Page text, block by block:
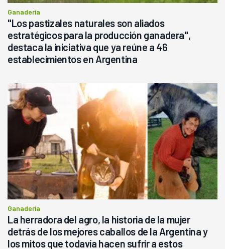
Ganadería
"Los pastizales naturales son aliados
estratégicos para la producción ganadera",
destaca la iniciativa que ya reúne a 46
establecimientos en Argentina
Ganadería
La herradora del agro, la historia de la mujer
detrás de los mejores caballos de la Argentina y
los mitos que todavía hacen sufrir a estos